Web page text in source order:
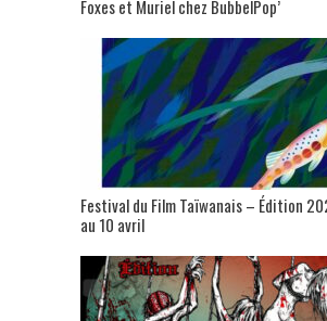
Foxes et Muriel chez BubbelPop’
Festival du Film Taïwanais – Édition
au 10 avril